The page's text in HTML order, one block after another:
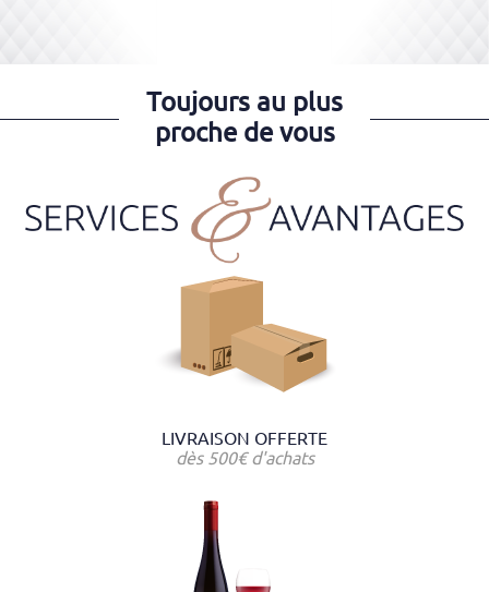
Toujours au plus
proche de vous
LIVRAISON OFFERTE
dès 500€ d'achats